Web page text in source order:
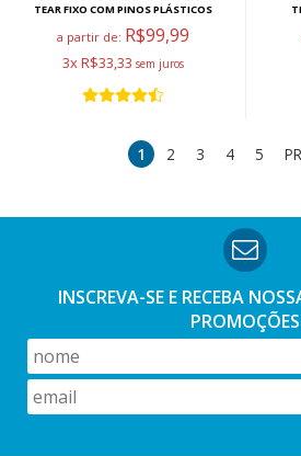
TEAR FIXO COM PINOS PLÁSTICOS
a partir de: R$99,99
3x R$33,33
1 2 3 4 5
INSCREVA-SE E RECEBA
PROMOÇÕES